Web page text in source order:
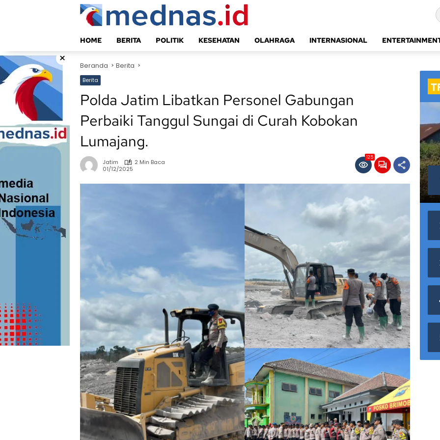
HOME BERITA POLITIK KESEHATAN OLAHRAGA INTERNASIONAL
× Beranda Berita
Berita
Polda Jatim Libatkan Personel Gabungan
Perbaiki Tanggul Sungai di Curah Kobokan
Lumajang.
Jatim
2 Min Baca
01/12/2025
125